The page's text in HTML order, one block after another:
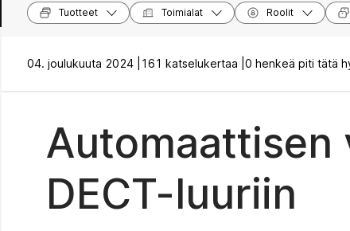
Tuotteet Toimialat Roolit
04. joulukuuta 2024 | 161 katselukertaa | 0 henkeä piti tätä
Automaattisen
DECT-luuriin